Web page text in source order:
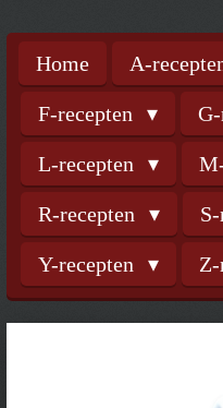
Home A-
F-recepten
L-recepten
R-recepten
Y-recepten Z-